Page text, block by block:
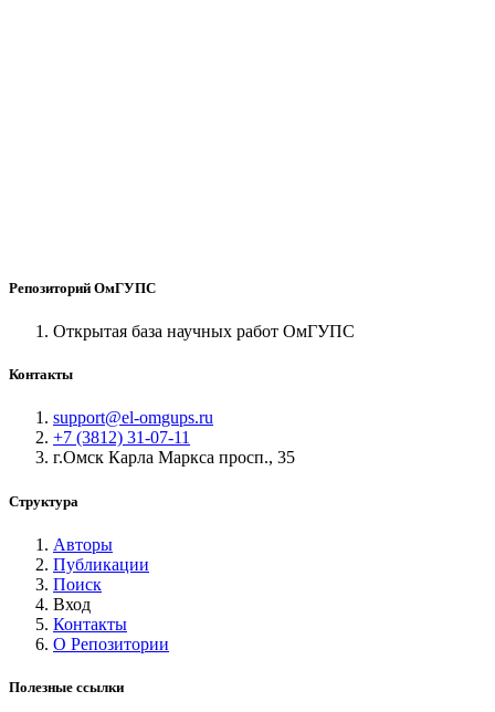
Репозиторий ОмГУПС
Открытая база научных работ ОмГУПС
Контакты
support@el-omgups.ru
+7 (3812) 31-07-11
г.Омск Карла Маркса просп., 35
Структура
Авторы
Публикации
Поиск
Вход
Контакты
О Репозитории
Полезные ссылки